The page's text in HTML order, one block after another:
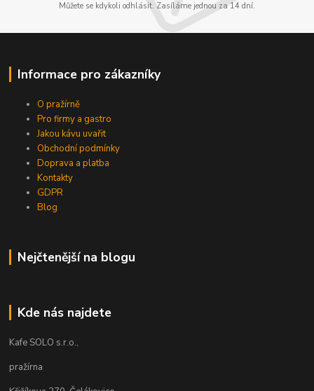
Můžete se kdykoli odhlásit. Zasíláme jednou za 14 dní.
Informace pro zákazníky
O pražírně
Pro firmy a gastro
Jakou kávu uvařit
Obchodní podmínky
Doprava a platba
Kontakty
GDPR
Blog
Nejčtenější na blogu
Kde nás najdete
Kafe SOLO s.r.o.,
pražírna